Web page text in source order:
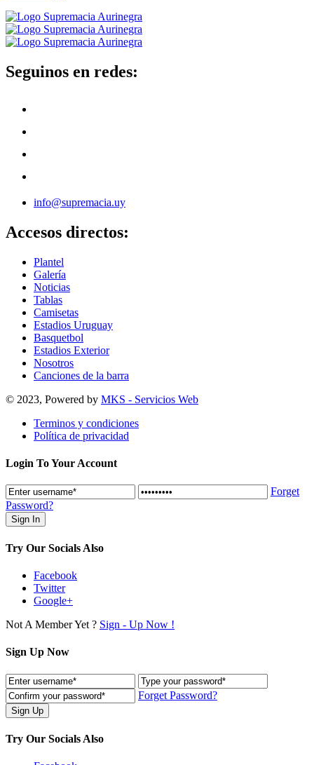
Seguinos en redes:
info@supremacia.uy
Accesos directos:
Plantel
Galería
Noticias
Tablas
Camisetas
Estadios Uruguay
Basquetbol
Estadios Exterior
Nosotros
Canciones de la barra
© 2023, Powered by MKS - Servicios Web
Terminos y condiciones
Política de privacidad
Login To Your Account
Forget
Password?
Try Our Socials Also
Facebook
Twitter
Google+
Not A Member Yet ? Sign - Up Now !
Sign Up Now
Forget Password?
Try Our Socials Also